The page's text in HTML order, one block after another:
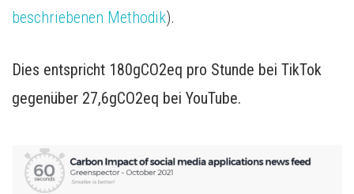
beschriebenen Methodik).
Dies entspricht 180gCO2eq pro Stunde bei TikTok
gegenüber 27,6gCO2eq bei YouTube.